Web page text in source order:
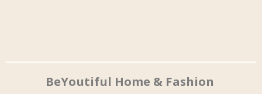
BeYoutiful Home & Fashion